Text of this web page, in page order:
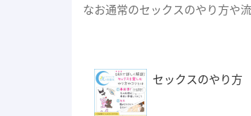
なお通常のセックスのやり方や
セックスのやり方